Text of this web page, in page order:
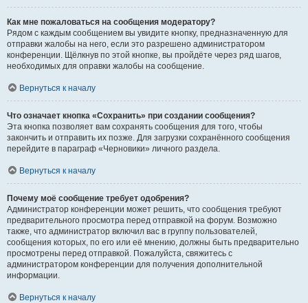
Как мне пожаловаться на сообщения модератору?
Рядом с каждым сообщением вы увидите кнопку, предназначенную для
отправки жалобы на него, если это разрешено администратором
конференции. Щёлкнув по этой кнопке, вы пройдёте через ряд шагов,
необходимых для оправки жалобы на сообщение.
Вернуться к началу
Что означает кнопка «Сохранить» при создании сообщения?
Эта кнопка позволяет вам сохранять сообщения для того, чтобы
закончить и отправить их позже. Для загрузки сохранённого сообщения
перейдите в параграф «Черновики» личного раздела.
Вернуться к началу
Почему моё сообщение требует одобрения?
Администратор конференции может решить, что сообщения требуют
предварительного просмотра перед отправкой на форум. Возможно
также, что администратор включил вас в группу пользователей,
сообщения которых, по его или её мнению, должны быть предварительно
просмотрены перед отправкой. Пожалуйста, свяжитесь с
администратором конференции для получения дополнительной
информации.
Вернуться к началу